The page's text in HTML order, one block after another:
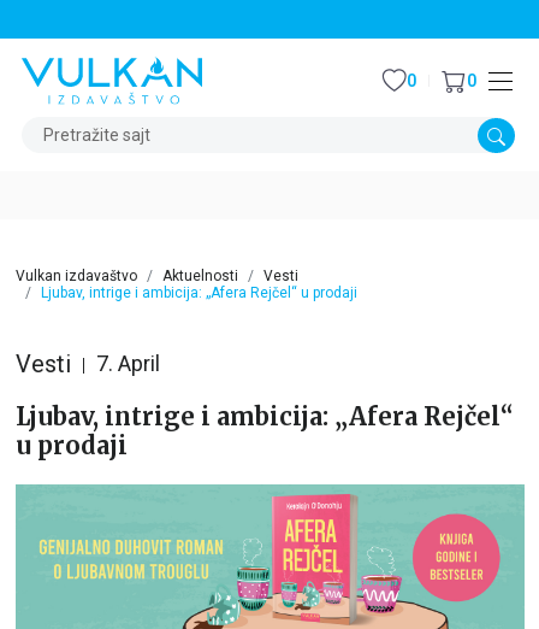
Pretražite sajt
0 0
Vulkan izdavaštvo Aktuelnosti
Vesti
Ljubav, intrige i ambicija: „Afera Rejčel“ u prodaji
Vesti 7. April
Ljubav, intrige i ambicija: „Afera Rejčel“
u prodaji